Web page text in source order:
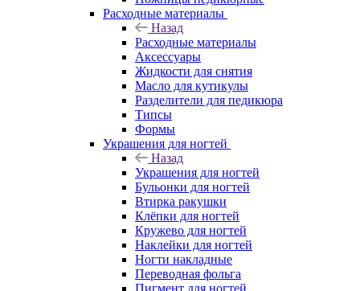
Расходные материалы
Назад
Расходные материалы
Аксессуары
Жидкости для снятия
Масло для кутикулы
Разделители для педикюра
Типсы
Формы
Украшения для ногтей
Назад
Украшения для ногтей
Бульонки для ногтей
Втирка ракушки
Клёпки для ногтей
Кружево для ногтей
Наклейки для ногтей
Ногти накладные
Переводная фольга
Пигмент для ногтей